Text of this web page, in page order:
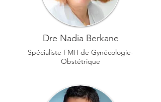
Dre Nadia Berkane
Spécialiste FMH de Gynécologie-
Obstétrique